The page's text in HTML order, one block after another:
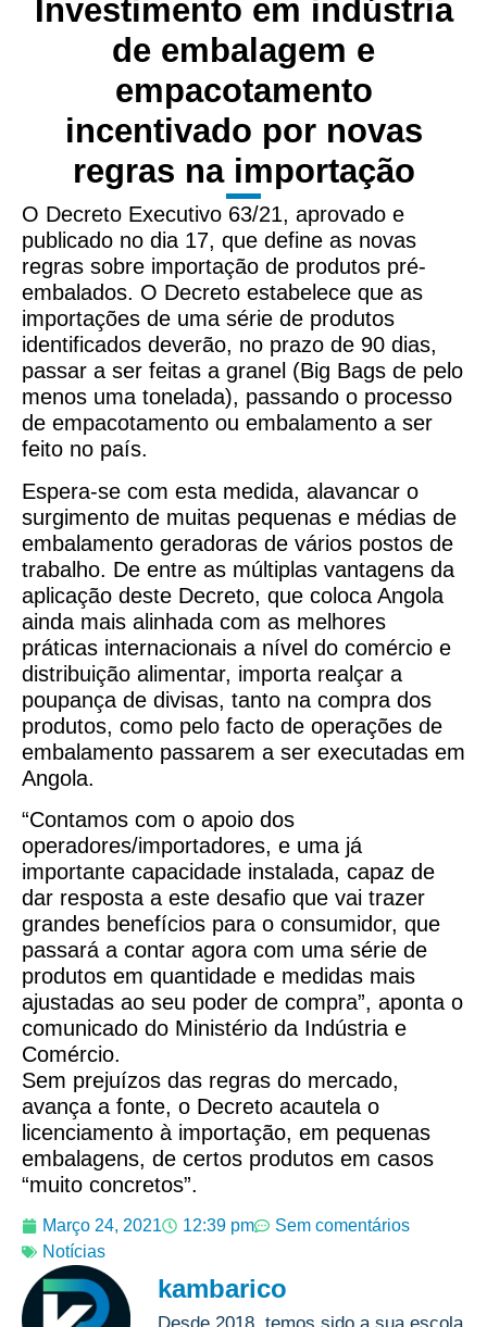
Investimento em indústria
de embalagem e
empacotamento
incentivado por novas
regras na importação
O Decreto Executivo 63/21, aprovado e
publicado no dia 17, que define as novas
regras sobre importação de produtos pré-
embalados. O Decreto estabelece que as
importações de uma série de produtos
identificados deverão, no prazo de 90 dias,
passar a ser feitas a granel (Big Bags de pelo
menos uma tonelada), passando o processo
de empacotamento ou embalamento a ser
feito no país.
Espera-se com esta medida, alavancar o
surgimento de muitas pequenas e médias de
embalamento geradoras de vários postos de
trabalho. De entre as múltiplas vantagens da
aplicação deste Decreto, que coloca Angola
ainda mais alinhada com as melhores
práticas internacionais a nível do comércio e
distribuição alimentar, importa realçar a
poupança de divisas, tanto na compra dos
produtos, como pelo facto de operações de
embalamento passarem a ser executadas em
Angola.
“Contamos com o apoio dos
operadores/importadores, e uma já
importante capacidade instalada, capaz de
dar resposta a este desafio que vai trazer
grandes benefícios para o consumidor, que
passará a contar agora com uma série de
produtos em quantidade e medidas mais
ajustadas ao seu poder de compra”, aponta o
comunicado do Ministério da Indústria e
Comércio.
Sem prejuízos das regras do mercado,
avança a fonte, o Decreto acautela o
licenciamento à importação, em pequenas
embalagens, de certos produtos em casos
“muito concretos”.
Março 24, 2021 12:39 pm
Sem comentários
Notícias
kambarico